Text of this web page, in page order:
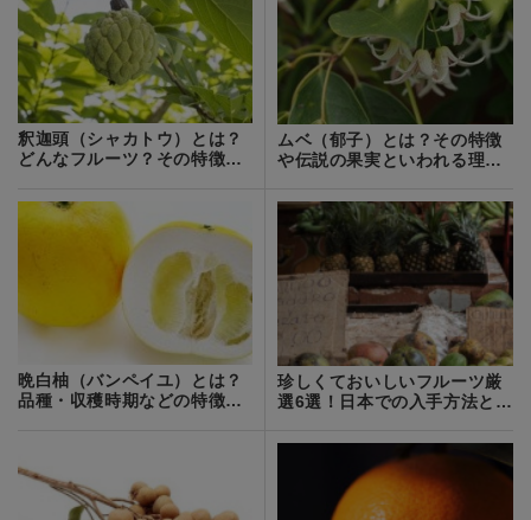
釈迦頭（シャカトウ）とは？
どんなフルーツ？その特徴や
ムベ（郁子）とは？その特徴
や伝説の果実といわれる理由
は？
晩白柚（バンペイユ）とは？
品種・収穫時期などの特徴や
珍しくておいしいフルーツ厳
選6選！日本での入手方法と食